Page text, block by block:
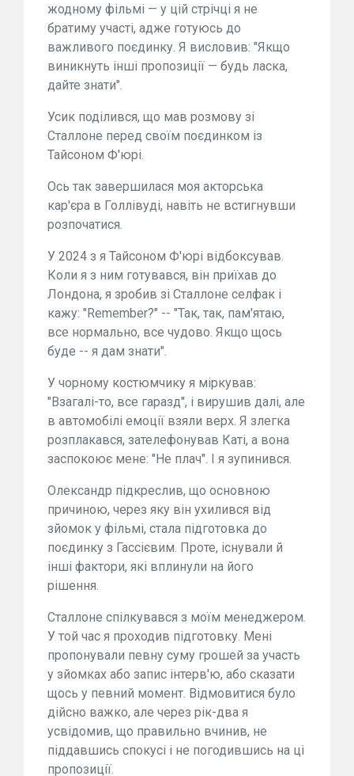
жодному фільмі — у цій стрічці я не
братиму участі, адже готуюсь до
важливого поєдинку. Я висловив: "Якщо
виникнуть інші пропозиції — будь ласка,
дайте знати".
Усик поділився, що мав розмову зі
Сталлоне перед своїм поєдинком із
Тайсоном Ф'юрі.
Ось так завершилася моя акторська
кар'єра в Голлівуді, навіть не встигнувши
розпочатися.
У 2024 з я Тайсоном Ф'юрі відбоксував.
Коли я з ним готувався, він приїхав до
Лондона, я зробив зі Сталлоне селфак і
кажу: "Remember?" -- "Так, так, пам'ятаю,
все нормально, все чудово. Якщо щось
буде -- я дам знати".
У чорному костюмчику я міркував:
"Взагалі-то, все гаразд", і вирушив далі, але
в автомобілі емоції взяли верх. Я злегка
розплакався, зателефонував Каті, а вона
заспокоює мене: "Не плач". І я зупинився.
Олександр підкреслив, що основною
причиною, через яку він ухилився від
зйомок у фільмі, стала підготовка до
поєдинку з Гассієвим. Проте, існували й
інші фактори, які вплинули на його
рішення.
Сталлоне спілкувався з моїм менеджером.
У той час я проходив підготовку. Мені
пропонували певну суму грошей за участь
у зйомках або запис інтерв'ю, або сказати
щось у певний момент. Відмовитися було
дійсно важко, але через рік-два я
усвідомив, що правильно вчинив, не
піддавшись спокусі і не погодившись на ці
пропозиції.